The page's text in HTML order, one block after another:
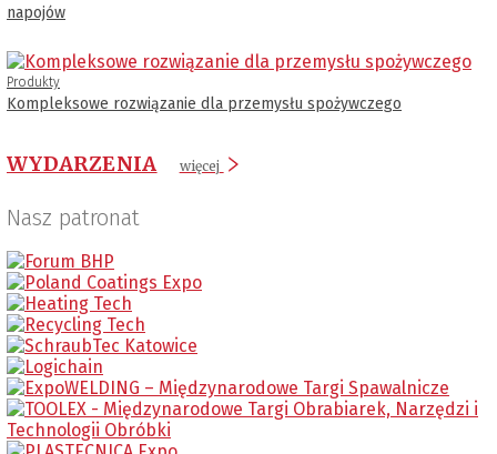
napojów
Produkty
Kompleksowe rozwiązanie dla przemysłu spożywczego
WYDARZENIA więcej
Nasz patronat